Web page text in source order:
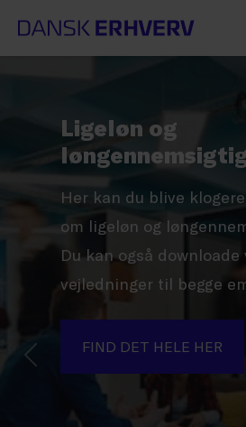
Ligeløn og
Her kan du blive
om ligeløn og
Du kan også downloade
vejledninger til begge
FIND DET HELE HER
Forrige